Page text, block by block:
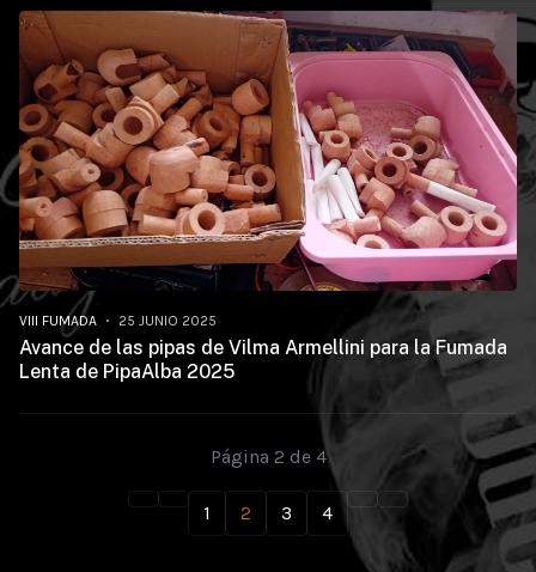
VIII FUMADA 25 JUNIO 2025
Avance de las pipas de Vilma Armellini para la Fumada
Lenta de PipaAlba 2025
Página 2 de 4
1 2 3 4